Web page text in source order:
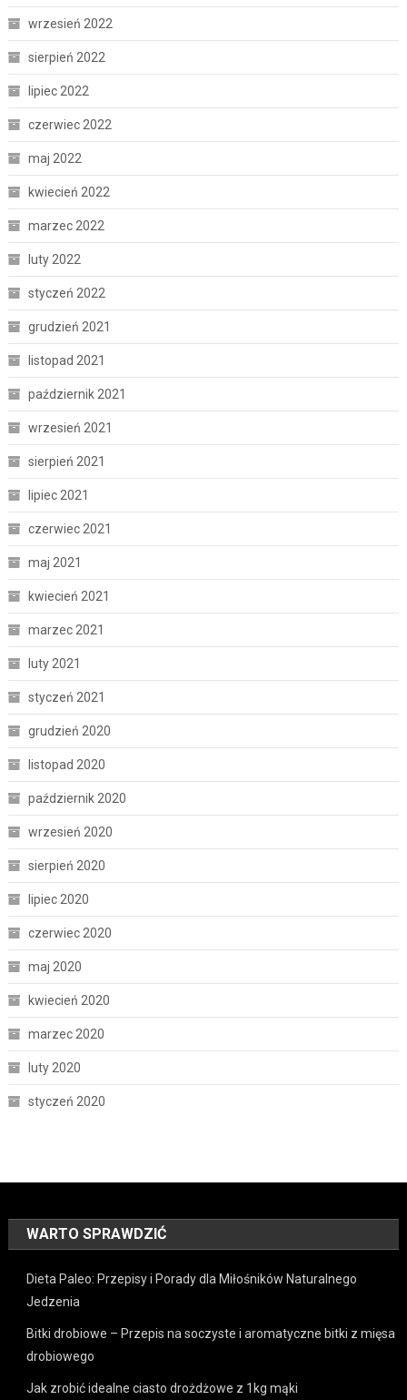
wrzesień 2022
sierpień 2022
lipiec 2022
czerwiec 2022
maj 2022
kwiecień 2022
marzec 2022
luty 2022
styczeń 2022
grudzień 2021
listopad 2021
październik 2021
wrzesień 2021
sierpień 2021
lipiec 2021
czerwiec 2021
maj 2021
kwiecień 2021
marzec 2021
luty 2021
styczeń 2021
grudzień 2020
listopad 2020
październik 2020
wrzesień 2020
sierpień 2020
lipiec 2020
czerwiec 2020
maj 2020
kwiecień 2020
marzec 2020
luty 2020
styczeń 2020
WARTO SPRAWDZIĆ
Dieta Paleo: Przepisy i Porady dla Miłośników Naturalnego
Jedzenia
Bitki drobiowe – Przepis na soczyste i aromatyczne bitki z mięsa
drobiowego
Jak zrobić idealne ciasto drożdżowe z 1kg mąki